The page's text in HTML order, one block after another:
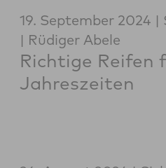
19. September 2024
Rüdiger Abele
Richtige Reifen
Jahreszeiten